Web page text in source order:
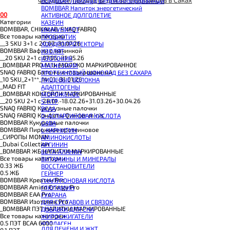
BOMBBAR Напиток энергетический
АКТИВНОЕ ДОЛГОЛЕТИЕ
КАЗЕИН
ИММУНИТЕТ
ПРОБИОТИК
ХОНДРОПРОТЕКТОРЫ
ИЗОЛЯТ
ИЗОТОНИК
МАГНЕЗИУМ
ПРОТЕИНОВЫЙ ШОКОЛАД БЕЗ САХАРА
ПИЩЕВЫЕ ВОЛОКНА
АДАПТОГЕНЫ
МОРОЖЕНОЕ
5-HTP
BCAA
D-АСПАРГИНОВАЯ КИСЛОТА
GABA
L-КАРНИТИН
АМИНОКИСЛОТЫ
АРГИНИН
БЕТА-АЛАНИН
ВИТАМИНЫ И МИНЕРАЛЫ
ВОССТАНОВИТЕЛИ
ГЕЙНЕР
ГИАЛУРОНОВАЯ КИСЛОТА
ГЛЮТАМИН
ГУАРАНА
ДЛЯ СУСТАВОВ И СВЯЗОК
ДОБАВКИ ДЛЯ СНА
ЖИРОСЖИГАТЕЛИ
КОЛЛАГЕН
ДЛЯ ПЕЧЕНИ И ЖКТ
00
Категории
BOMBBAR, CHIKALAB, SNAQ FABRIQ
Все товары категории
__3 SKU 3+1 с 20.07.-31.07.26
BOMBBAR Вафли с начинкой
__20 SKU 2+1 с 07.05.-31.05.26
_BOMBBAR PRO Milk МОЛОКО МАРКИРОВАННОЕ
SNAQ FABRIQ Батончик глазированный
_10 SKU_2+1**_14.01.-31.01.26
_MAD FIT
_BOMBBAR КОКТЕЙЛИ МАРКИРОВАННЫЕ
__20 SKU 2+1 с 28.01.-18.02.26+31.03.26+30.04.26
SNAQ FABRIQ Кукурузные палочки
SNAQ FABRIQ Конфеты Qwikler minis
BOMBBAR Кукурузные палочки
BOMBBAR Пирожное протеиновое
_CИРОПЫ MONIN
_Dubai Collection
_BOMBBAR ЖБ НАПИТКИ МАРКИРОВАННЫЕ
Все товары категории
0.33 ЖБ
0.5 ЖБ
BOMBBAR Креатин Pro
BOMBBAR Amino Energy Pro
BOMBBAR EAA Pro
BOMBBAR Изотоник Pro
_BOMBBAR ПЭТ НАПИТКИ МАРКИРОВАННЫЕ
Все товары категории
0.5 ПЭТ ВСАА 6000